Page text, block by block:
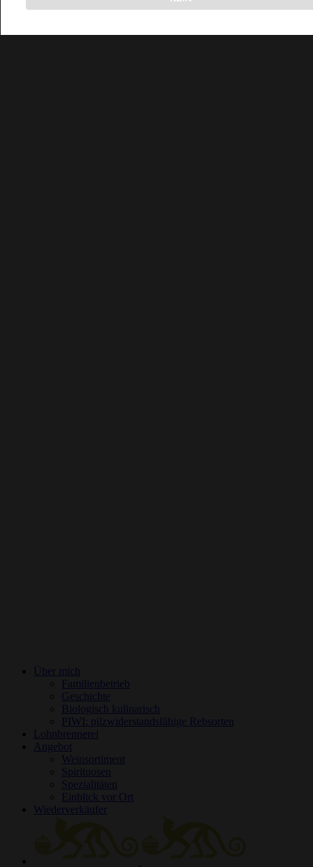
Über mich
Familienbetrieb
Geschichte
Biologisch kulinarisch
PIWI: pilzwiderstandsfähige Rebsorten
Lohnbrennerei
Angebot
Weinsortiment
Spirituosen
Spezialitäten
Einblick vor Ort
Wiederverkäufer